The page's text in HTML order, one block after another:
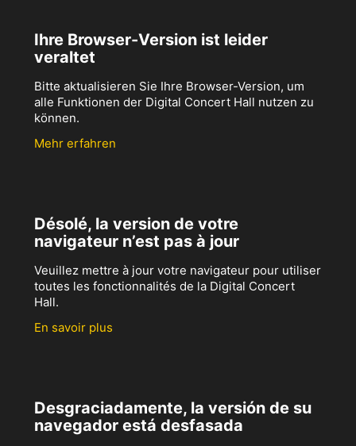
Ihre Browser-Version ist leider
veraltet
Bitte aktualisieren Sie Ihre Browser-Version, um
alle Funktionen der Digital Concert Hall nutzen zu
können.
Mehr erfahren
Désolé, la version de votre
navigateur n’est pas à jour
Veuillez mettre à jour votre navigateur pour utiliser
toutes les fonctionnalités de la Digital Concert
Hall.
En savoir plus
Desgraciadamente, la versión de su
navegador está desfasada